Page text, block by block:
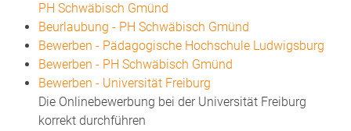
PH Schwäbisch Gmünd
Beurlaubung - PH Schwäbisch Gmünd
Bewerben - Pädagogische Hochschule Ludwigsburg
Bewerben - PH Schwäbisch Gmünd
Bewerben - Universität Freiburg
Die Onlinebewerbung bei der Universität Freiburg
korrekt durchführen